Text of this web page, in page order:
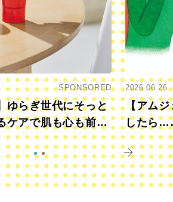
SPONSORED
ゆらぎ世代にそっと
ケアで肌も心も前向
2026.06.26
【アムジ
したら
すか？